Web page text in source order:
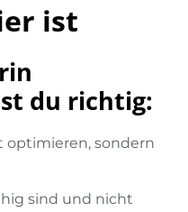
ist
du richtig:
sondern
sind und nicht